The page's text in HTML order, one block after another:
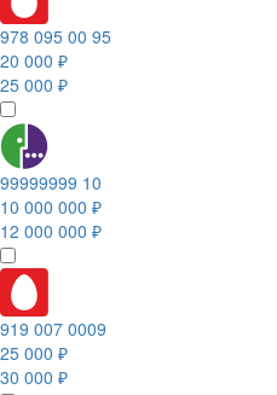
978 095 00 95
20 000 ₽
25 000 ₽
99999999 10
10 000 000 ₽
12 000 000 ₽
919 007 0009
25 000 ₽
30 000 ₽